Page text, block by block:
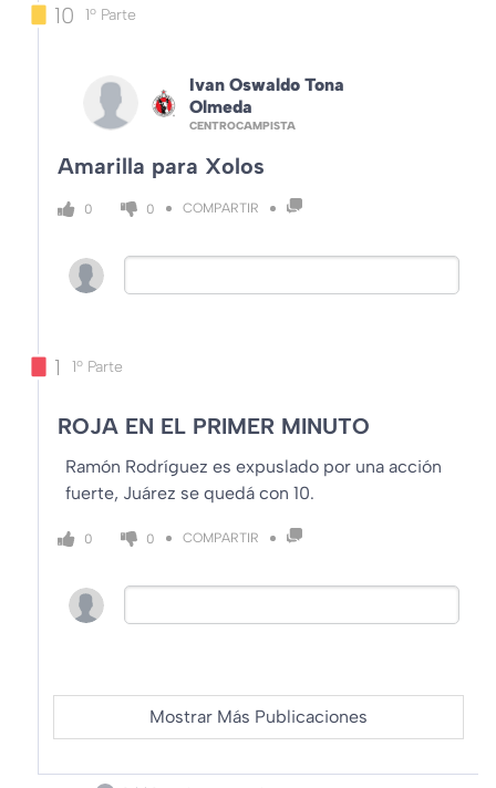
10 1º Parte
Ivan Oswaldo Tona
Olmeda
CENTROCAMPISTA
Amarilla para Xolos
0 0 COMPARTIR
1 1º Parte
ROJA EN EL PRIMER MINUTO
Ramón Rodríguez es expuslado por una acción
fuerte, Juárez se quedá con 10.
0 0 COMPARTIR
Mostrar Más Publicaciones